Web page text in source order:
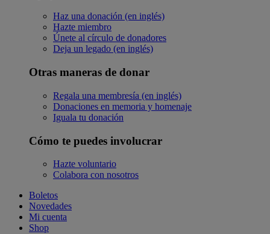
Haz una donación (en inglés)
Hazte miembro
Únete al círculo de donadores
Deja un legado (en inglés)
Otras maneras de donar
Regala una membresía (en inglés)
Donaciones en memoria y homenaje
Iguala tu donación
Cómo te puedes involucrar
Hazte voluntario
Colabora con nosotros
Boletos
Novedades
Mi cuenta
Shop